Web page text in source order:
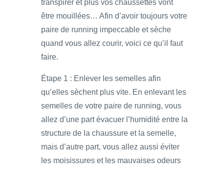
transpirer et plus vos chaussettes vont
être mouillées… Afin d’avoir toujours votre
paire de running impeccable et sèche
quand vous allez courir, voici ce qu’il faut
faire.
Étape 1 : Enlever les semelles afin
qu’elles sèchent plus vite. En enlevant les
semelles de votre paire de running, vous
allez d’une part évacuer l’humidité entre la
structure de la chaussure et la semelle,
mais d’autre part, vous allez aussi éviter
les moisissures et les mauvaises odeurs